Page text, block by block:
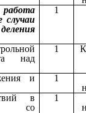
случаи
1
над
1
и
1
в
со
1